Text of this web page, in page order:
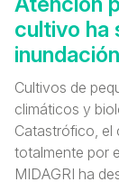
cultivo ha
Cultivos de
climáticos y
Catastrófico, el
totalmente por
MIDAGRI ha